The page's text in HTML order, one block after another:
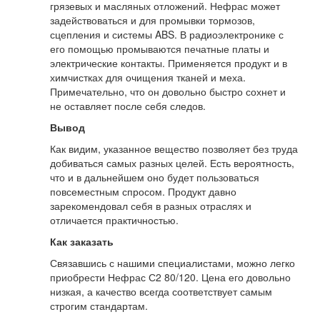
грязевых и масляных отложений. Нефрас может
задействоваться и для промывки тормозов,
сцепления и системы ABS. В радиоэлектронике с
его помощью промываются печатные платы и
электрические контакты. Применяется продукт и в
химчистках для очищения тканей и меха.
Примечательно, что он довольно быстро сохнет и
не оставляет после себя следов.
Вывод
Как видим, указанное вещество позволяет без труда
добиваться самых разных целей. Есть вероятность,
что и в дальнейшем оно будет пользоваться
повсеместным спросом. Продукт давно
зарекомендовал себя в разных отраслях и
отличается практичностью.
Как заказать
Связавшись с нашими специалистами, можно легко
приобрести Нефрас С2 80/120. Цена его довольно
низкая, а качество всегда соответствует самым
строгим стандартам.